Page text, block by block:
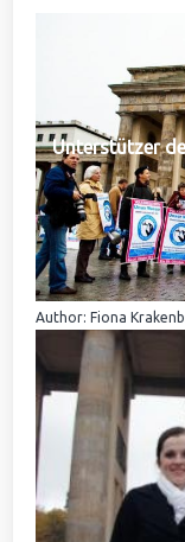
Unterstützer
Author: Fiona